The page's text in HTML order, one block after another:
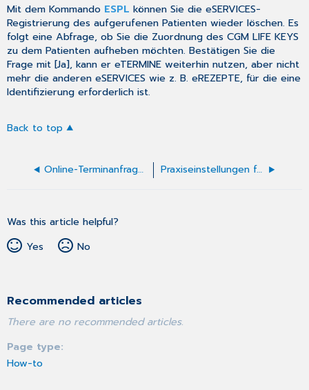
Mit dem Kommando ESPL können Sie die eSERVICES-
Registrierung des aufgerufenen Patienten wieder löschen. Es
folgt eine Abfrage, ob Sie die Zuordnung des CGM LIFE KEYS
zu dem Patienten aufheben möchten. Bestätigen Sie die
Frage mit [Ja], kann er eTERMINE weiterhin nutzen, aber nicht
mehr die anderen eSERVICES wie z. B. eREZEPTE, für die eine
Identifizierung erforderlich ist.
Back to top
Online-Terminanfragen bearbeiten Praxiseinstellungen für eSERVICES
Was this article helpful?
Yes
No
Recommended articles
There are no recommended articles.
Page type
How-to